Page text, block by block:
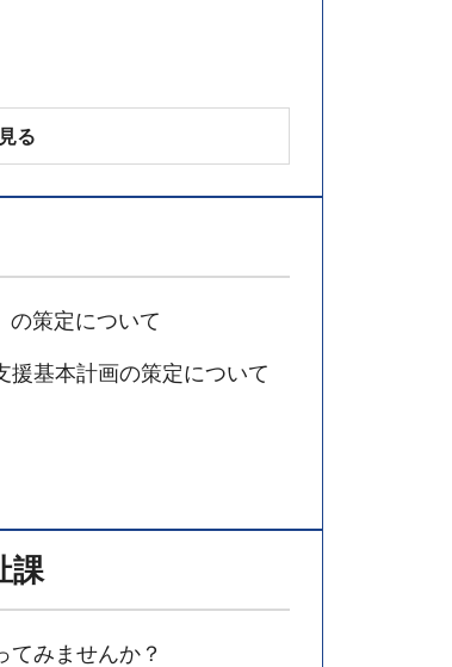
る
の策定について
援基本計画の策定について
課
てみませんか？